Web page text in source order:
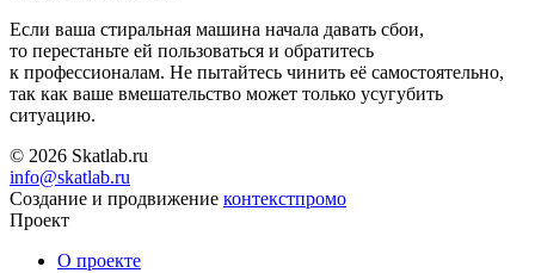
Если ваша стиральная машина начала давать сбои,
то перестаньте ей пользоваться и обратитесь
к профессионалам. Не пытайтесь чинить её самостоятельно,
так как ваше вмешательство может только усугубить
ситуацию.
© 2026 Skatlab.ru
info@skatlab.ru
Создание и продвижение контекстпромо
Проект
О проекте